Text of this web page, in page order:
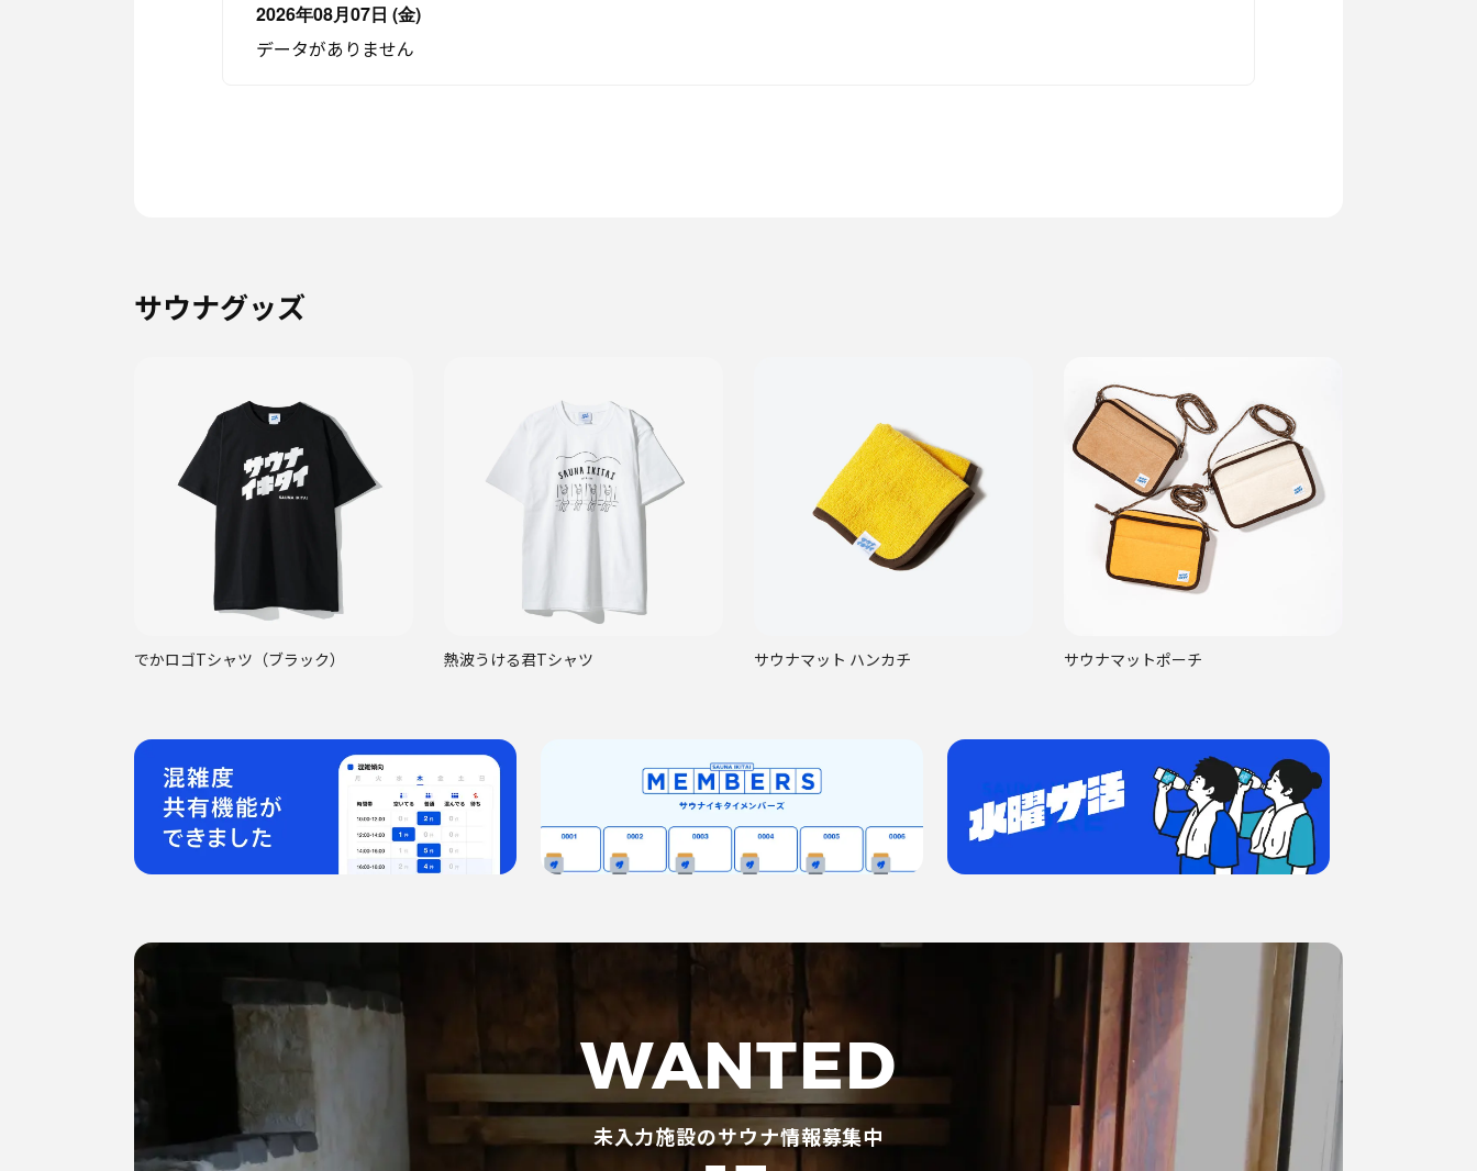
2026年08月07日 (金)
データがありません
サウナグッズ
でかロゴTシャツ（ブラック） 熱波うける君Tシャツ サウナマット ハンカチ サウナマットポーチ
WANTED
未入力施設のサウナ情報募集中